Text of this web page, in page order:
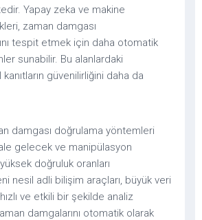
Yapay zeka ve makine
zaman damgası
tespit etmek için daha otomatik
sunabilir. Bu alanlardaki
güvenilirliğini daha da
damgası doğrulama yöntemleri
gelecek ve manipülasyon
doğruluk oranları
nesil adli bilişim araçları, büyük veri
ve etkili bir şekilde analiz
damgalarını otomatik olarak